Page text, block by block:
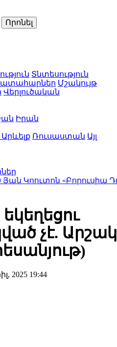
Տնտեսություն
Մշակույթ
Վերլուծական
Իրան
Ռուսաստան Այլ
Կոուտոն «Բորուսիա
չէ. Արշակ
2025 19:44